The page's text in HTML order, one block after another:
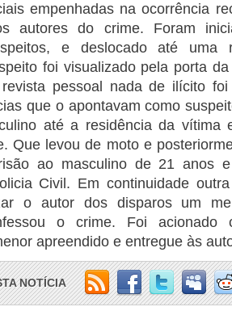
empenhadas na ocorrência
autores do crime. Foram
e deslocado até uma
foi visualizado pela porta
pessoal nada de ilícito foi
que o apontavam como
até a residência da vítima
Que levou de moto e
ao masculino de 21 anos
Civil. Em continuidade
o autor dos disparos um
o crime. Foi acionado
apreendido e entregue às
NOTÍCIA